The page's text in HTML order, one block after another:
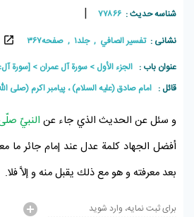
شناسه حدیث : ۷۷۸۶۶ |
نشانی :تفسير الصافي , جلد۱ , صفحه۳۶۷
عنوان باب : الجزء الأول سورة آل عمران
[سورة
قائل : امام صادق (علیه السلام) ، پيامبر اکرم (صلی
و سئل عن الحديث الذي جاء عن النبيّ
أفضل الجهاد كلمة عدل عند إمام جائر ما
بعد معرفته و هو مع ذلك يقبل منه و إلاَّ فلا.
برای ثبت نمایه، وارد شوید